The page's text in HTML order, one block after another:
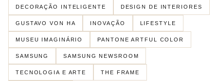
DECORAÇÃO INTELIGENTE DESIGN DE INTERIORES
GUSTAVO VON HA INOVAÇÃO LIFESTYLE
MUSEU IMAGINÁRIO PANTONE ARTFUL COLOR
SAMSUNG SAMSUNG NEWSROOM
TECNOLOGIA E ARTE THE FRAME